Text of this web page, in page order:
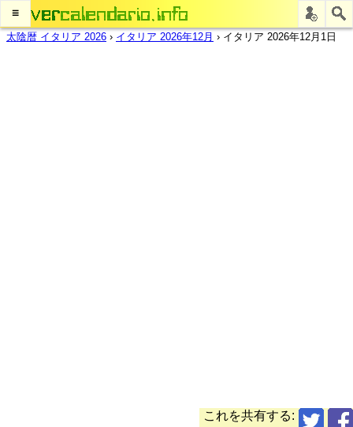
≡
太陰暦 イタリア 2026 › イタリア 2026年12月 › イタリア 2026年12月1日
これを共有する: